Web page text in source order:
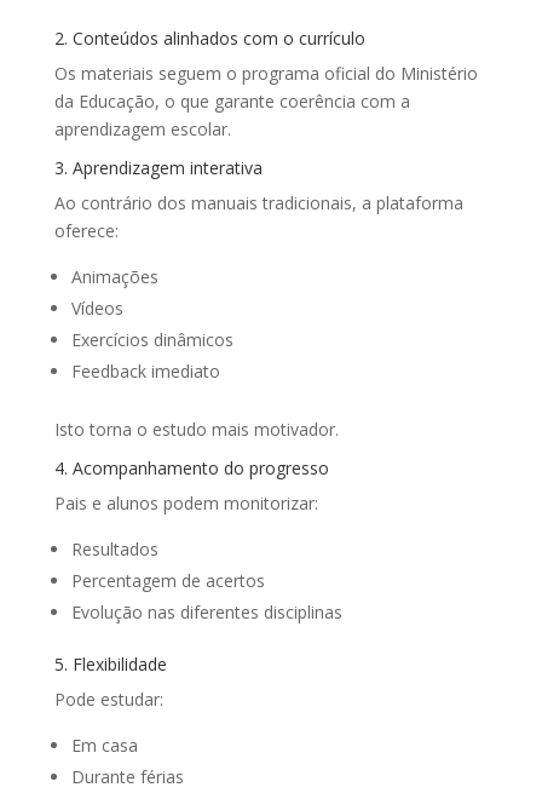
2. Conteúdos alinhados com o currículo
Os materiais seguem o programa oficial do Ministério
da Educação, o que garante coerência com a
aprendizagem escolar.
3. Aprendizagem interativa
Ao contrário dos manuais tradicionais, a plataforma
oferece:
Animações
Vídeos
Exercícios dinâmicos
Feedback imediato
Isto torna o estudo mais motivador.
4. Acompanhamento do progresso
Pais e alunos podem monitorizar:
Resultados
Percentagem de acertos
Evolução nas diferentes disciplinas
5. Flexibilidade
Pode estudar:
Em casa
Durante férias